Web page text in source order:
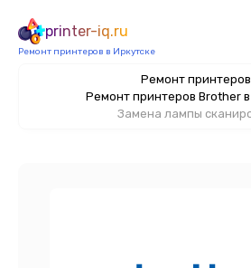
printer-iq.ru
Ремонт принтеров в Иркутске
Ремонт принтеров
Ремонт принтеров Brother в
Замена лампы